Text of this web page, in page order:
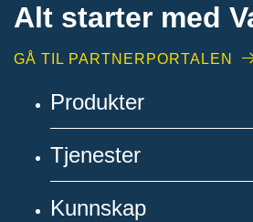
Alt starter med
GÅ TIL PARTNERPORTALEN
Produkter
Tjenester
Kunnskap